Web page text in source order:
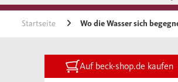
Startseite Wo die Wasser sich
Auf beck-shop.de kaufen